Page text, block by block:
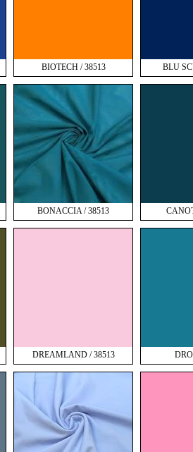
BIOTECH / 38513 BLU
BONACCIA / 38513
DREAMLAND / 38513